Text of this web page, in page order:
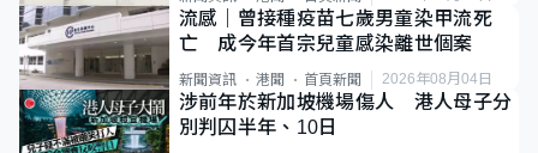
流感｜曾接種疫苗七歲男童染甲流死
亡 成今年首宗兒童感染離世個案
新聞資訊 港聞 首頁新聞 2026年08月04日
涉前年於新加坡機場傷人 港人母子分
別判囚半年、10日